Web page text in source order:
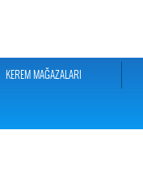
KEREM MAĞAZALARI